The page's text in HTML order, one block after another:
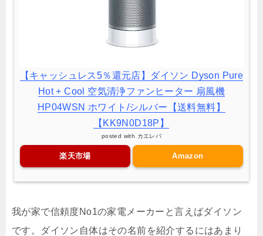
【キャッシュレス5％還元店】ダイソン Dyson Pure
Hot + Cool 空気清浄ファンヒーター 扇風機
HP04WSN ホワイト/シルバー【送料無料】
【KK9N0D18P】
posted with カエレバ
楽天市場 Amazon
我が家で信頼度No1の家電メーカーと言えばダイソン
です。ダイソン自体はその名前を紹介するにはあまり